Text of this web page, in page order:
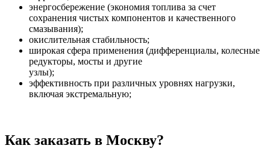
энергосбережение (экономия топлива за счет
сохранения чистых компонентов и качественного
смазывания);
окислительная стабильность;
широкая сфера применения (дифференциалы, колесные
редукторы, мосты и другие
узлы);
эффективность при различных уровнях нагрузки,
включая экстремальную;
Как заказать в Москву?